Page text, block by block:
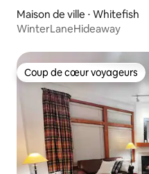
Maison de ville ⋅ Whitefish
WinterLaneHideaway
Coup de cœur voyageurs
Coup de cœur voyageurs